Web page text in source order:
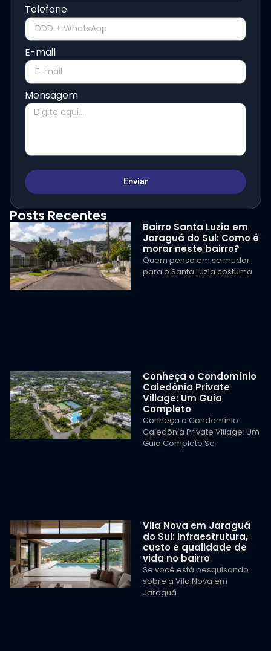
Telefone
E-mail
Mensagem
Enviar
Posts Recentes
Bairro Santa Luzia em
Jaraguá do Sul: Como é
morar neste bairro?
Quem pensa em se mudar
para o Santa Luzia costuma
Conheça o Condomínio
Caledônia Private
Village: Um Guia
Completo
Conheça o Condomínio
Caledônia Private Village: Um
Guia Completo Se
Vila Nova em Jaraguá
do Sul: Infraestrutura,
custo e qualidade de
vida no bairro
Se você está pesquisando
sobre a Vila Nova em
Jaraguá